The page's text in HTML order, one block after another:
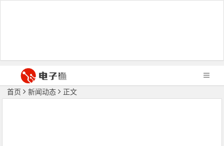
首页 新闻动态 正文